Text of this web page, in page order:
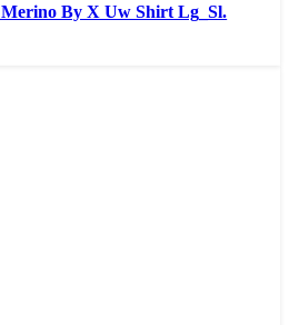
By X Uw Shirt Lg_Sl.